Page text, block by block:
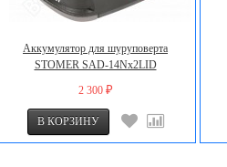
Аккумулятор для шуруповерта
STOMER SAD-14Nх2LID
2 300 ₽